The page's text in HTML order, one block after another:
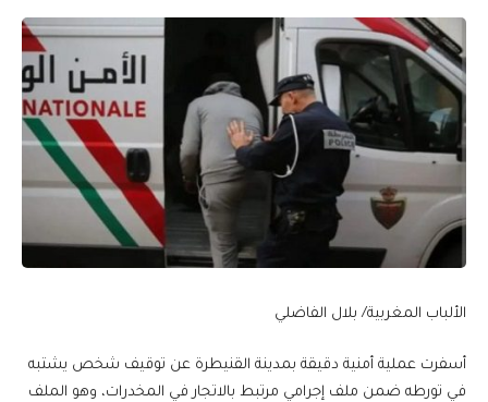
الألباب المغربية/ بلال الفاضلي
أسفرت عملية أمنية دقيقة بمدينة القنيطرة عن توقيف شخص يشتبه
في تورطه ضمن ملف إجرامي مرتبط بالاتجار في المخدرات، وهو الملف